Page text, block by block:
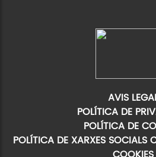
AVIS
POLÍTICA DE
POLÍTICA DE
POLÍTICA DE XARXES SOCIALS